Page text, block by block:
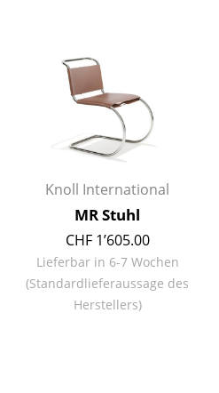
Knoll International
MR Stuhl
CHF 1’605.00
Lieferbar in 6-7 Wochen
(Standardlieferaussage des
Herstellers)